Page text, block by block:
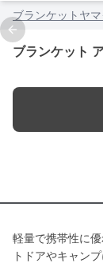
ブランケットヤ
Previous slide
ブランケット
軽量で携帯性に
トドアやキャン